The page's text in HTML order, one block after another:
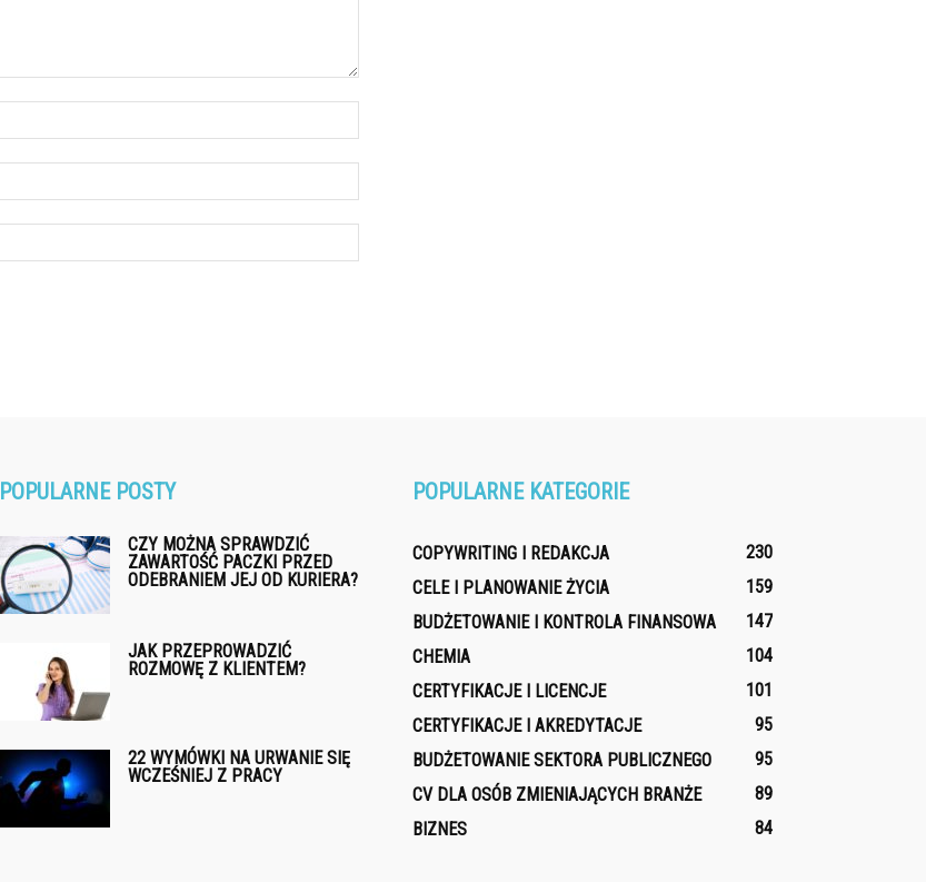
POPULARNE POSTY
CZY MOŻNA SPRAWDZIĆ
ZAWARTOŚĆ PACZKI PRZED
ODEBRANIEM JEJ OD KURIERA?
JAK PRZEPROWADZIĆ
ROZMOWĘ Z KLIENTEM?
22 WYMÓWKI NA URWANIE SIĘ
WCZEŚNIEJ Z PRACY
POPULARNE KATEGORIE
COPYWRITING I REDAKCJA
230
CELE I PLANOWANIE ŻYCIA
159
BUDŻETOWANIE I KONTROLA FINANSOWA
147
CHEMIA
104
CERTYFIKACJE I LICENCJE
101
CERTYFIKACJE I AKREDYTACJE
95
BUDŻETOWANIE SEKTORA PUBLICZNEGO
95
CV DLA OSÓB ZMIENIAJĄCYCH BRANŻE
89
BIZNES
84